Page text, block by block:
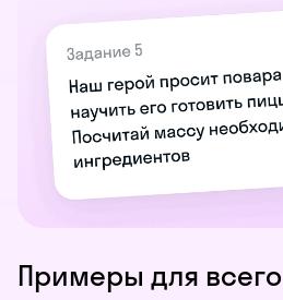
Примеры для всего